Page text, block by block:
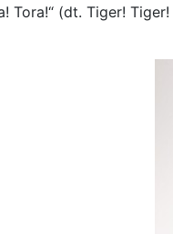
Tora!“ (dt. Tiger!